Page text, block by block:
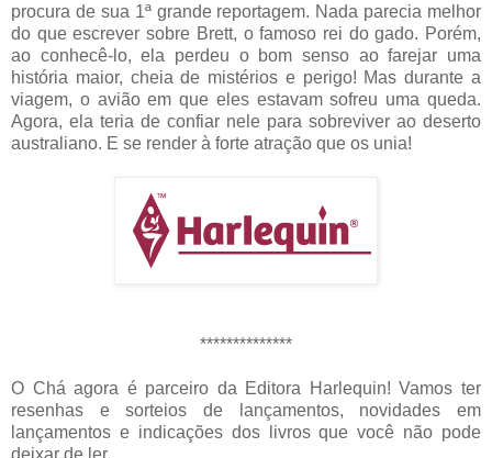
procura de sua 1ª grande reportagem. Nada parecia melhor
do que escrever sobre Brett, o famoso rei do gado. Porém,
ao conhecê-lo, ela perdeu o bom senso ao farejar uma
história maior, cheia de mistérios e perigo! Mas durante a
viagem, o avião em que eles estavam sofreu uma queda.
Agora, ela teria de confiar nele para sobreviver ao deserto
australiano. E se render à forte atração que os unia!
**************
O Chá agora é parceiro da Editora Harlequin! Vamos ter
resenhas e sorteios de lançamentos, novidades em
lançamentos e indicações dos livros que você não pode
deixar de ler.